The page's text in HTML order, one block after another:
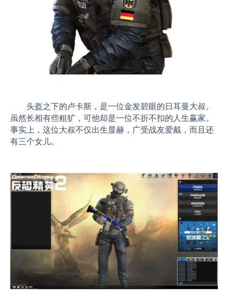
头盔之下的卢卡斯，是一位金发碧眼的日耳曼大叔。
虽然长相有些粗犷，可他却是一位不折不扣的人生赢家。
事实上，这位大叔不仅出生显赫，广受战友爱戴，而且还
有三个女儿。